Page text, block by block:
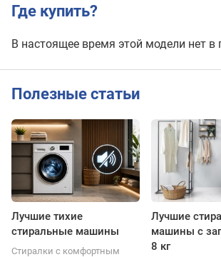
Где купить?
В настоящее время этой модели нет в
Полезные статьи
Лучшие тихие
стиральные машины
Стиралки с комфортным
Лучшие
машины с
8 кг